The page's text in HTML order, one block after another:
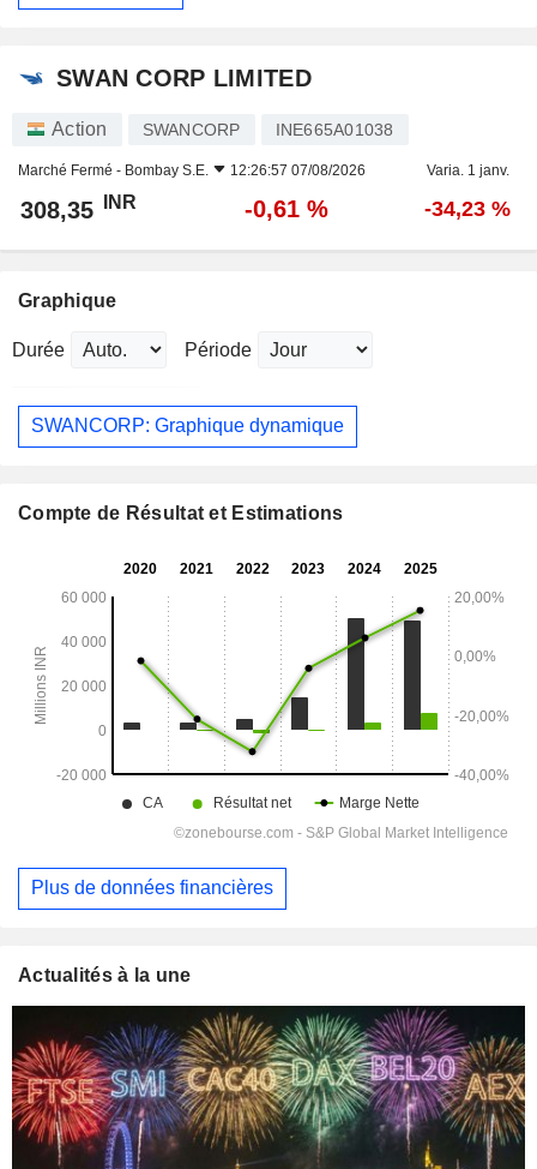
SWAN CORP LIMITED
Action SWANCORP INE665A01038
Marché Fermé - Bombay S.E. 12:26:57 07/08/2026 Varia. 1 janv.
308,35 INR -0,61 % -34,23 %
Graphique
Durée Période
SWANCORP: Graphique dynamique
Compte de Résultat et Estimations
Plus de données financières
Actualités à la une